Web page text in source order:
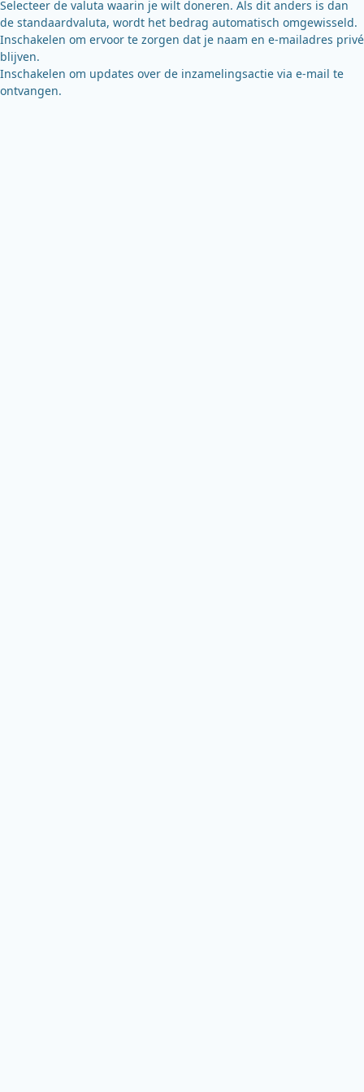
Selecteer de valuta waarin je wilt doneren. Als dit anders is dan
de standaardvaluta, wordt het bedrag automatisch omgewisseld.
Inschakelen om ervoor te zorgen dat je naam en e-mailadres privé
blijven.
Inschakelen om updates over de inzamelingsactie via e-mail te
ontvangen.